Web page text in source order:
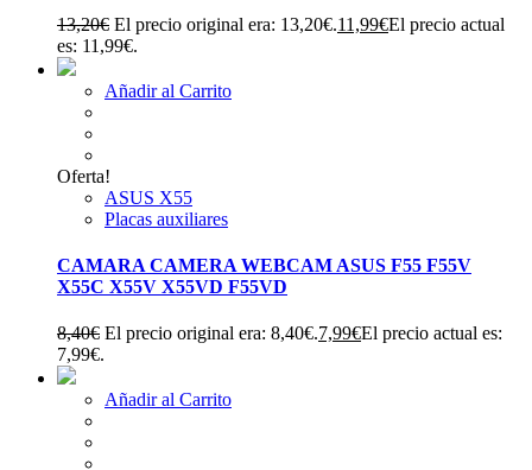
13,20€ El precio original era: 13,20€.11,99€El precio actual
es: 11,99€.
Añadir al Carrito
Oferta!
ASUS X55
Placas auxiliares
CAMARA CAMERA WEBCAM ASUS F55 F55V
X55C X55V X55VD F55VD
8,40€ El precio original era: 8,40€.7,99€El precio actual es:
7,99€.
Añadir al Carrito